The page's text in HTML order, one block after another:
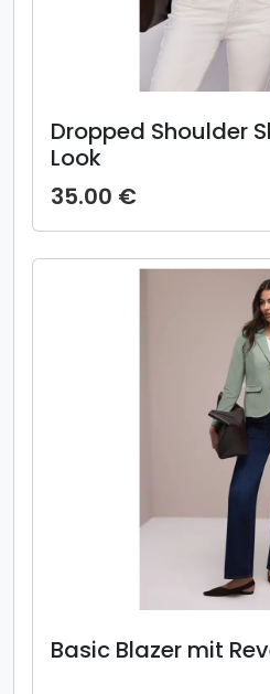
Dropped Shoulder
Look
35.00 €
Basic Blazer mit